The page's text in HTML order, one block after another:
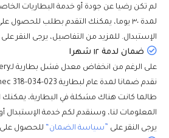
لم تكن رضيا عن جودة أو خدمة البطاريات
لمدة ٣٠ يوما، يمكنك التقدم بطلب للحصول
الإستبدال. للمزيد من التفاصيل، يرجى النقر على
ضمان لدمة ١٢ شهرا
طالما كانت هناك مشكلة في البطارية، يمكنك
المعلومات لنا، وسنقدم لكم خدمة
يرجى النقر على
”سياسة الضمان“ للحصول على